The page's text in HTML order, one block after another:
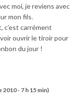
moi, je reviens avec
mon fils.
c’est carrément
ouvrir le tiroir pour
du jour !
2010 - 7 h 15 min)